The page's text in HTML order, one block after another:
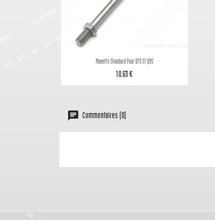
Aperçu rapide
Manette Standard Pour Q75 Et Q95
10,63 €
Commentaires (0)